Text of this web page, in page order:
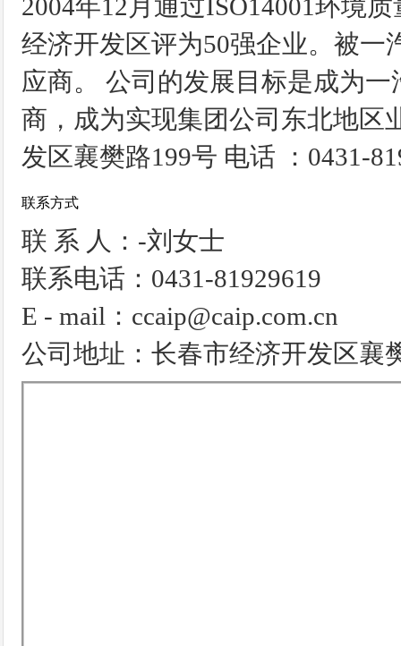
2004年12月通过ISO14001环境
经济开发区评为50强企业。被
应商。 公司的发展目标是成为
商，成为实现集团公司东北地区
发区襄樊路199号 电话 ：0431-
联系方式
联 系 人：-刘女士
联系电话：0431-81929619
E - mail：ccaip@caip.com.cn
公司地址：长春市经济开发区襄